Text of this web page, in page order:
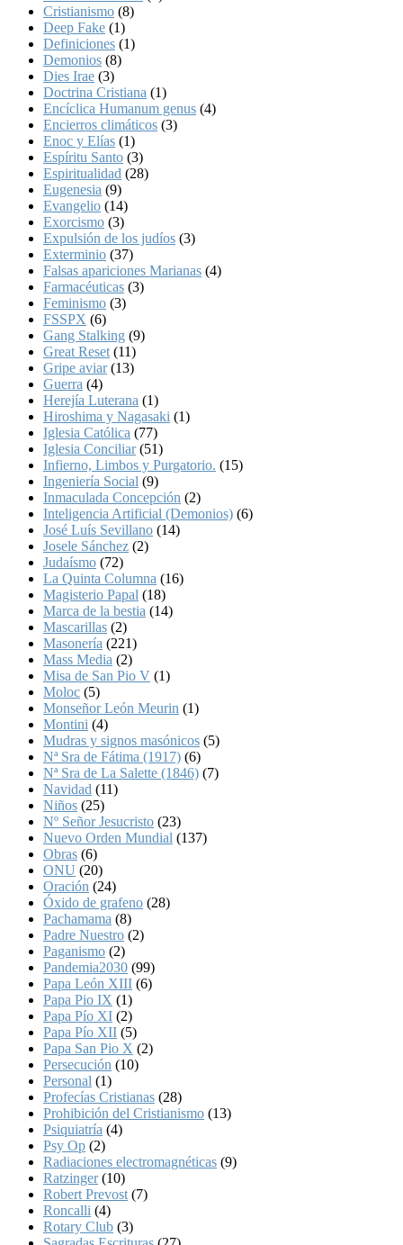
Cristianismo (8)
Deep Fake (1)
Definiciones (1)
Demonios (8)
Dies Irae (3)
Doctrina Cristiana (1)
Encíclica Humanum genus (4)
Encierros climáticos (3)
Enoc y Elías (1)
Espíritu Santo (3)
Espiritualidad (28)
Eugenesia (9)
Evangelio (14)
Exorcismo (3)
Expulsión de los judíos (3)
Exterminio (37)
Falsas apariciones Marianas (4)
Farmacéuticas (3)
Feminismo (3)
FSSPX (6)
Gang Stalking (9)
Great Reset (11)
Gripe aviar(13)
Guerra (4)
Herejía Luterana (1)
Hiroshima y Nagasaki (1)
Iglesia Católica (77)
Iglesia Conciliar(51)
Infierno, Limbos y Purgatorio. (15)
Ingeniería Social (9)
Inmaculada Concepción (2)
Inteligencia Artificial (Demonios) (6)
José Luís Sevillano (14)
Josele Sánchez (2)
Judaísmo (72)
La Quinta Columna (16)
Magisterio Papal (18)
Marca de la bestia (14)
Mascarillas (2)
Masonería (221)
Mass Media (2)
Misa de San Pio V (1)
Moloc (5)
Monseñor León Meurin (1)
Montini (4)
Mudras y signos masónicos (5)
Nª Sra de Fátima (1917) (6)
Nª Sra de La Salette (1846) (7)
Navidad (11)
Niños (25)
Nº Señor Jesucristo (23)
Nuevo Orden Mundial (137)
Obras (6)
ONU (20)
Oración (24)
Óxido de grafeno (28)
Pachamama (8)
Padre Nuestro (2)
Paganismo (2)
Pandemia2030 (99)
Papa León XIII (6)
Papa Pio IX (1)
Papa Pío XI (2)
Papa Pío XII (5)
Papa San Pio X (2)
Persecución (10)
Personal (1)
Profecías Cristianas (28)
Prohibición del Cristianismo (13)
Psiquiatría (4)
Psy Op (2)
Radiaciones electromagnéticas (9)
Ratzinger(10)
Robert Prevost (7)
Roncalli (4)
Rotary Club (3)